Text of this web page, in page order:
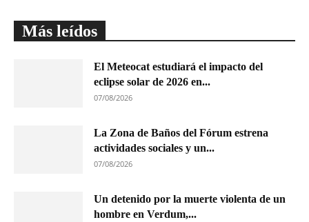
Más leídos
El Meteocat estudiará el impacto del
eclipse solar de 2026 en...
07/08/2026
La Zona de Baños del Fórum estrena
actividades sociales y un...
07/08/2026
Un detenido por la muerte violenta de un
hombre en Verdum,...